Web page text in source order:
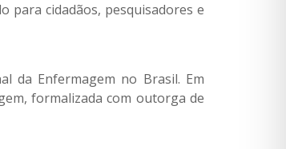
para cidadãos, pesquisadores e
da Enfermagem no Brasil. Em
formalizada com outorga de